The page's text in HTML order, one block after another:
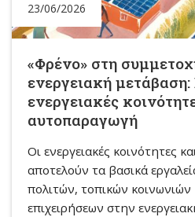
23/06/2026
«Φρένο» στη
ενεργειακή
ενεργειακές
αυτοπαραγωγή
Οι ενεργειακές κοινότητες
αποτελούν τα βασικά
πολιτών, τοπικών κοινωνιών
επιχειρήσεων στην